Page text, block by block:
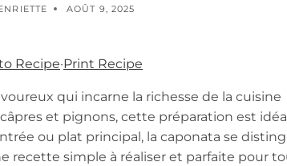
AOÛT 9, 2025
Recipe·Print Recipe
qui incarne la richesse de la cuisine
et pignons, cette préparation est
ou plat principal, la caponata se
recette simple à réaliser et parfaite pour